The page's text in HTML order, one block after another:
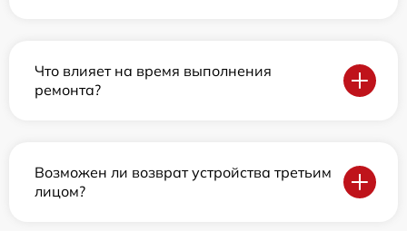
Что влияет на время выполнения
ремонта?
Возможен ли возврат устройства третьим
лицом?